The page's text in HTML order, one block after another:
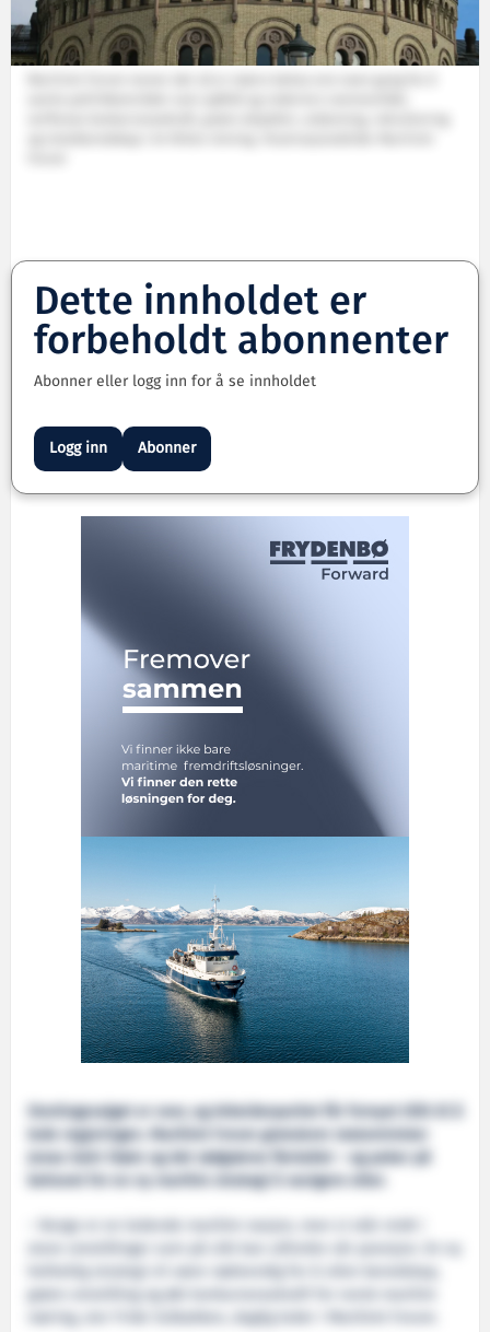
Dette innholdet er
forbeholdt abonnenter
Abonner eller logg inn for å se innholdet
Logg inn Abonner
Stortingsvalget er over, og Arbeiderpartiet får fornyet tillit til å
lede regjeringen. Maritimt Forum gratulerer statsminister
Jonas Gahr Støre og det rødgrønne flertallet – og peker på
behovet for en ny maritim strategi å navigere etter.
– Norge er en ledende maritim nasjon, men vi står midt i
store omstillinger som på sikt kan utfordre vår posisjon. En ny
helhetlig strategi vil være nødvendig for å sikre beredskap,
grønn omstilling og økt konkurransekraft for norsk maritim
næring, sier Fride Solbakken, daglig leder i Maritimt Forum.